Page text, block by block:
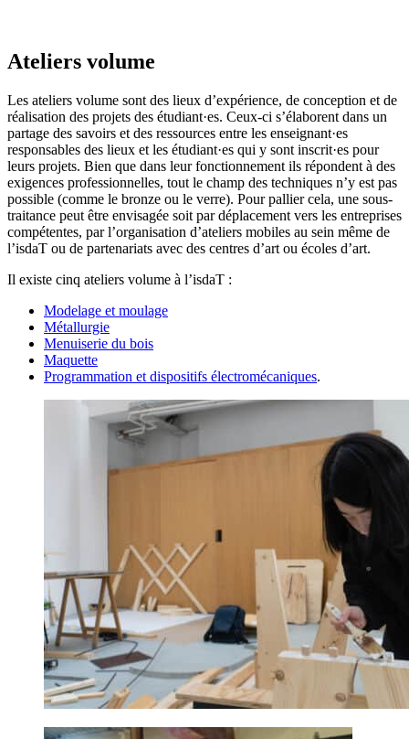
Ateliers volume
Les ateliers volume sont des lieux d’expérience, de conception et de
réalisation des projets des étudiant·es. Ceux-ci s’élaborent dans un
partage des savoirs et des ressources entre les enseignant·es
responsables des lieux et les étudiant·es qui y sont inscrit·es pour
leurs projets. Bien que dans leur fonctionnement ils répondent à des
exigences professionnelles, tout le champ des techniques n’y est pas
possible (comme le bronze ou le verre). Pour pallier cela, une sous-
traitance peut être envisagée soit par déplacement vers les entreprises
compétentes, par l’organisation d’ateliers mobiles au sein même de
l’isdaT ou de partenariats avec des centres d’art ou écoles d’art.
Il existe cinq ateliers volume à l’isdaT :
Modelage et moulage
Métallurgie
Menuiserie du bois
Maquette
Programmation et dispositifs électromécaniques.